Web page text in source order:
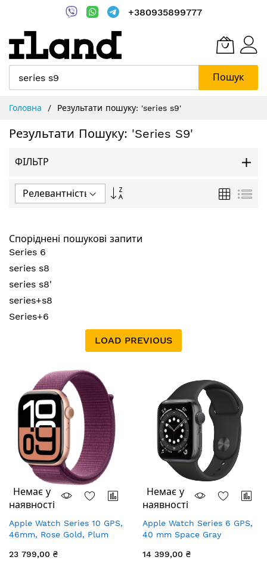
+380935899777
Пошук
Content
Головна Результати пошуку: 'series s9'
Результати Пошуку: 'series S9'
ФІЛЬТР
у
Таблиця
Споріднені пошукові запити
Series 6
series s8
series s8'
series+s8
Series+6
LOAD PREVIOUS
Немає у
наявності
Apple Watch Series 10 GPS,
46mm, Rose Gold, Plum
23 799,00 ₴
Немає у
наявності
Apple Watch Series 6 GPS,
40 mm Space Gray
Sport Band
14 399,00 ₴